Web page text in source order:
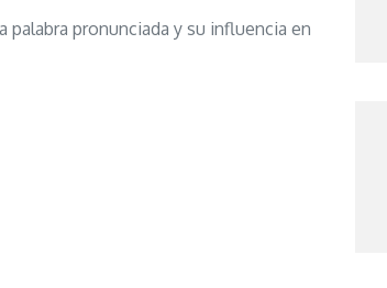
palabra pronunciada y su influencia en